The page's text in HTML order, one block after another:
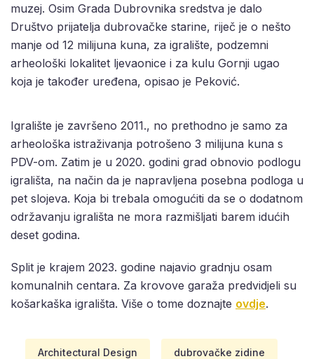
muzej. Osim Grada Dubrovnika sredstva je dalo
Društvo prijatelja dubrovačke starine, riječ je o nešto
manje od 12 milijuna kuna, za igralište, podzemni
arheološki lokalitet ljevaonice i za kulu Gornji ugao
koja je također uređena, opisao je Peković.
Igralište je završeno 2011., no prethodno je samo za
arheološka istraživanja potrošeno 3 milijuna kuna s
PDV-om. Zatim je u 2020. godini grad obnovio podlogu
igrališta, na način da je napravljena posebna podloga u
pet slojeva. Koja bi trebala omogućiti da se o dodatnom
održavanju igrališta ne mora razmišljati barem idućih
deset godina.
Split je krajem 2023. godine najavio gradnju osam
komunalnih centara. Za krovove garaža predvidjeli su
košarkaška igrališta. Više o tome doznajte ovdje.
Architectural Design dubrovačke zidine